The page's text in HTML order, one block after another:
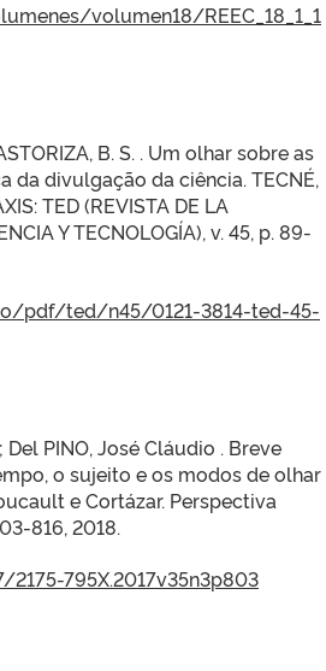
volumen18/REEC_18_1_1
B. S. . Um olhar sobre as
da divulgação da ciência. TECNÉ,
TED (REVISTA DE LA
Y TECNOLOGÍA), v. 45, p. 89-
pdf/ted/n45/0121-3814-ted-45-
Del PINO, José Cláudio . Breve
o sujeito e os modos de olhar
e Cortázar. Perspectiva
816, 2018.
795X.2017v35n3p803